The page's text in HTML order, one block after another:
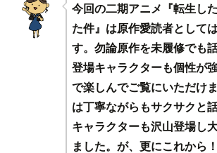
今回の二期アニメ『転生し
た件』は原作愛読者として
す。勿論原作を未履修でも
登場キャラクターも個性が
で楽しんでご覧にいただけ
は丁寧ながらもサクサクと
キャラクターも沢山登場し
ました。が、更にこれから